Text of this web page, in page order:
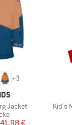
+3
Jacket
Preis
Artikel
Kid's